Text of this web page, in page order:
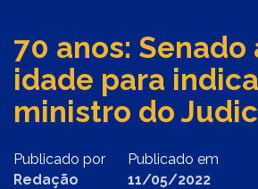
70 anos:
idade para
ministro do
Publicado por
Redação
Publicado em
11/05/2022